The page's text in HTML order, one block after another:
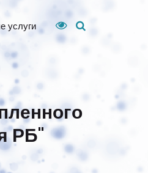
услуги
РБ"